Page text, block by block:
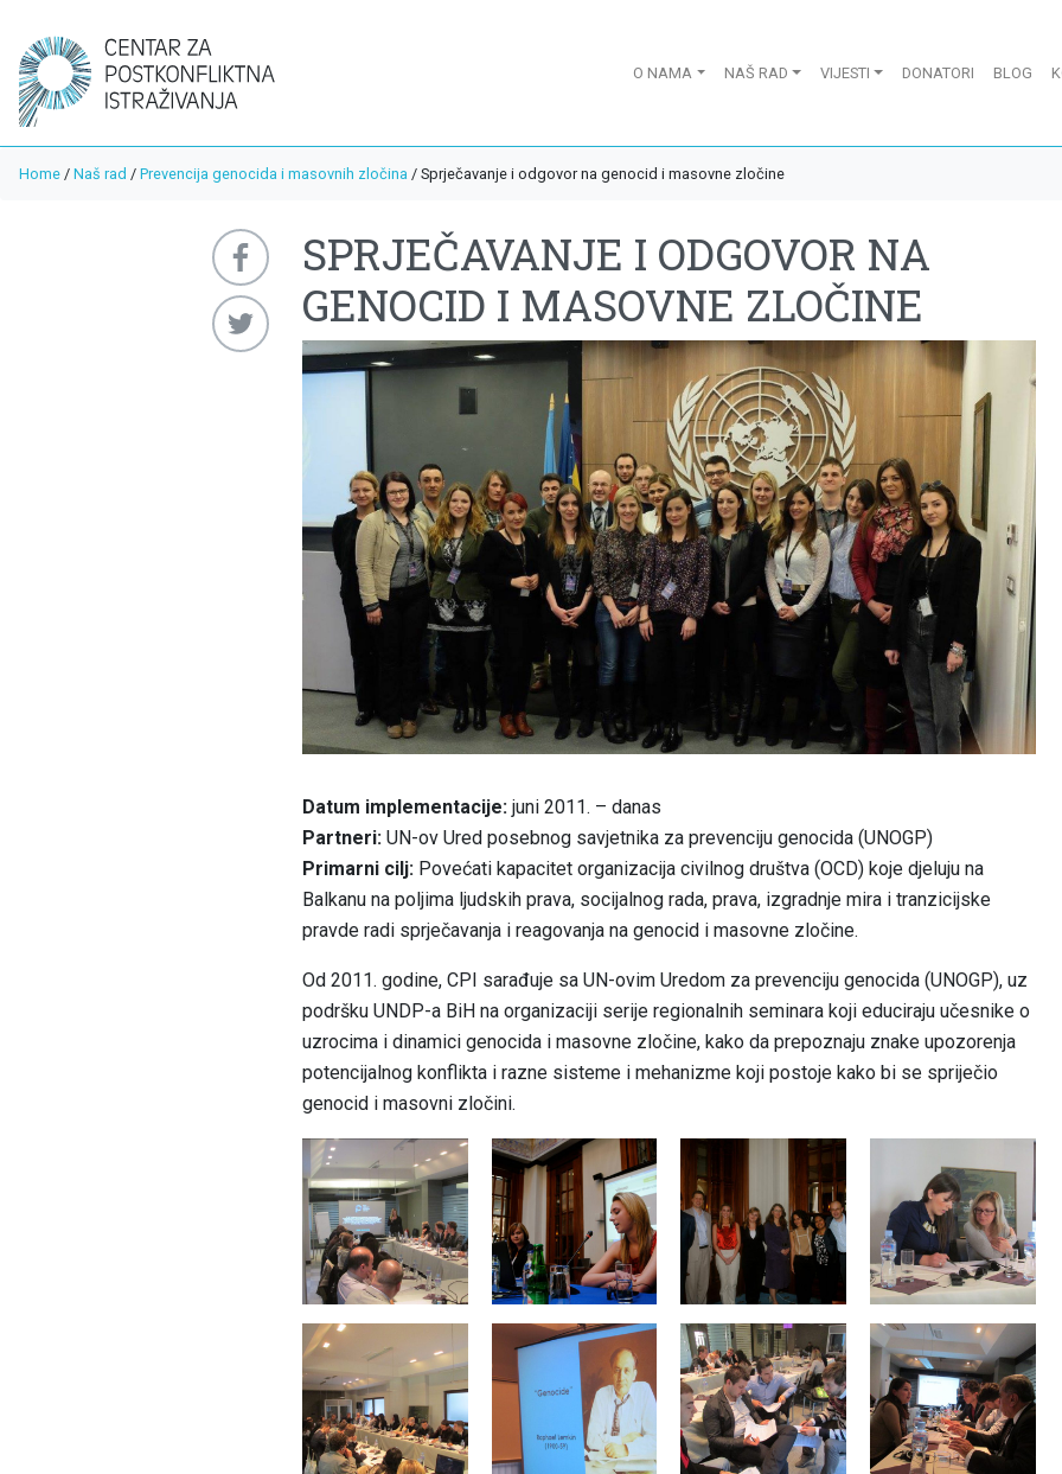
O NAMA NAŠ RAD VIJESTI DONATORI BLOG
Home / Naš rad / Prevencija genocida i masovnih zločina / Sprječavanje i odgovor na genocid i masovne zločine
SPRJEČAVANJE I ODGOVOR NA
GENOCID I MASOVNE ZLOČINE
Datum implementacije:juni 2011. – danas
Partneri:UN-ov Ured posebnog savjetnika za prevenciju genocida (UNOGP)
Primarni cilj:Povećati kapacitet organizacija civilnog društva (OCD) koje djeluju na
Balkanu na poljima ljudskih prava, socijalnog rada, prava, izgradnje mira i tranzicijske
pravde radi sprječavanja i reagovanja na genocid i masovne zločine.
Od 2011. godine, CPI sarađuje sa UN-ovim Uredom za prevenciju genocida (UNOGP), uz
podršku UNDP-a BiH na organizaciji serije regionalnih seminara koji educiraju učesnike o
uzrocima i dinamici genocida i masovne zločine, kako da prepoznaju znake upozorenja
potencijalnog konflikta i razne sisteme i mehanizme koji postoje kako bi se spriječio
genocid i masovni zločini.